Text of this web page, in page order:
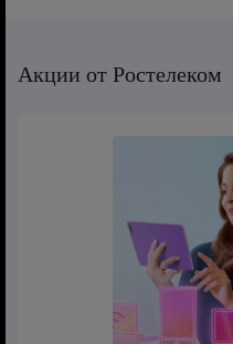
Акции от Ростелеком